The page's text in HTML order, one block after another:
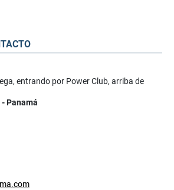
entrando por Power Club, arriba de
Panamá